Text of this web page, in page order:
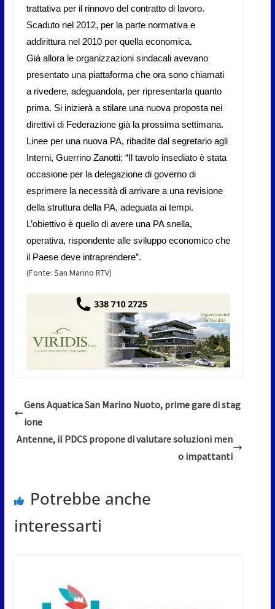
trattativa per il rinnovo del contratto di lavoro.
Scaduto nel 2012, per la parte normativa e
addirittura nel 2010 per quella economica.
Già allora le organizzazioni sindacali avevano
presentato una piattaforma che ora sono chiamati
a rivedere, adeguandola, per ripresentarla quanto
prima. Si inizierà a stilare una nuova proposta nei
direttivi di Federazione già la prossima settimana.
Linee per una nuova PA, ribadite dal segretario agli
Interni, Guerrino Zanotti: “Il tavolo insediato è stata
occasione per la delegazione di governo di
esprimere la necessità di arrivare a una revisione
della struttura della PA, adeguata ai tempi.
L’obiettivo è quello di avere una PA snella,
operativa, rispondente alle sviluppo economico che
il Paese deve intraprendere”.
(Fonte: San Marino RTV)
Gens Aquatica San Marino Nuoto, prime gare di stag
ione
Antenne, il PDCS propone di valutare soluzioni men
o impattanti
Potrebbe anche
interessarti